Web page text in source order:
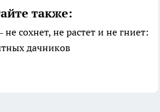
также:
сохнет, не растет и не гниет:
дачников